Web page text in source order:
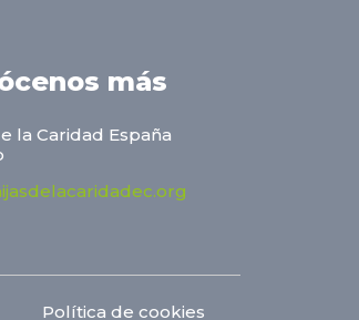
más
la Caridad España
Política de cookies